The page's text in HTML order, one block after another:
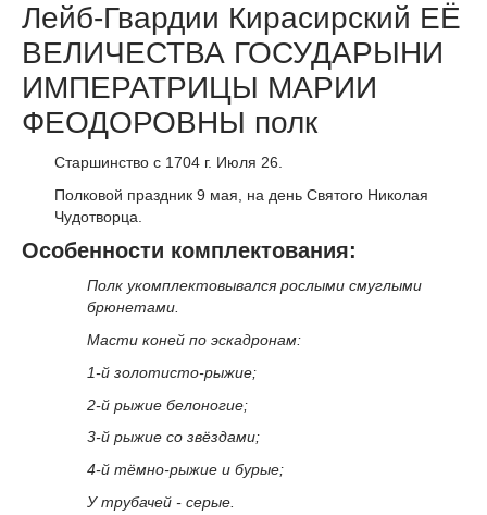
Лейб-Гвардии Кирасирский ЕЁ
ВЕЛИЧЕСТВА ГОСУДАРЫНИ
ИМПЕРАТРИЦЫ МАРИИ
ФЕОДОРОВНЫ полк
Старшинство с 1704 г. Июля 26.
Полковой праздник 9 мая, на день Святого Николая
Чудотворца.
Особенности комплектования:
Полк укомплектовывался рослыми смуглыми
брюнетами.
Масти коней по эскадронам:
1-й золотисто-рыжие;
2-й рыжие белоногие;
3-й рыжие со звёздами;
4-й тёмно-рыжие и бурые;
У трубачей - серые.